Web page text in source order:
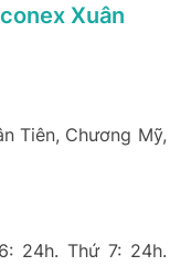
Xuân
Tiên, Chương Mỹ,
24h. Thứ 7: 24h.